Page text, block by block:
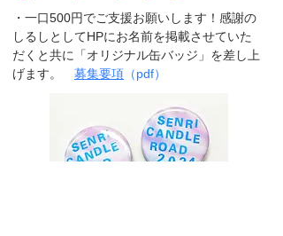
・一口500円でご支援お願いします！感謝の
しるしとしてHPにお名前を掲載させていた
だくと共に「オリジナル缶バッジ」を差し上
げます。 募集要項 （pdf）